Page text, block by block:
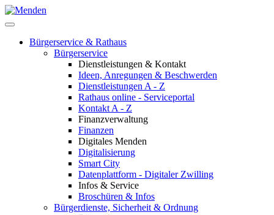
Bürgerservice & Rathaus
Bürgerservice
Dienstleistungen & Kontakt
Ideen, Anregungen & Beschwerden
Dienstleistungen A - Z
Rathaus online - Serviceportal
Kontakt A - Z
Finanzverwaltung
Finanzen
Digitales Menden
Digitalisierung
Smart City
Datenplattform - Digitaler Zwilling
Infos & Service
Broschüren & Infos
Bürgerdienste, Sicherheit & Ordnung